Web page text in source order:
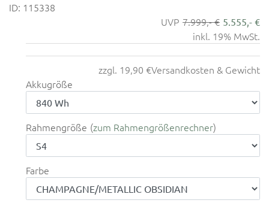
ID: 115338
7.999,- € 5.555,- €
inkl. 19% MwSt.
zzgl. 19,90 €Versandkosten & Gewicht
Akkugröße
Rahmengröße zum Rahmengrößenrechner
Farbe